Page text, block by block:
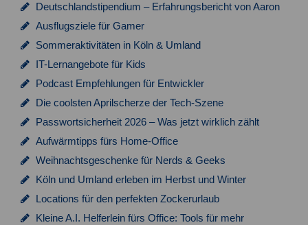
Deutschlandstipendium – Erfahrungsbericht von Aaron
Ausflugsziele für Gamer
Sommeraktivitäten in Köln & Umland
IT-Lernangebote für Kids
Podcast Empfehlungen für Entwickler
Die coolsten Aprilscherze der Tech-Szene
Passwortsicherheit 2026 – Was jetzt wirklich zählt
Aufwärmtipps fürs Home-Office
Weihnachtsgeschenke für Nerds & Geeks
Köln und Umland erleben im Herbst und Winter
Locations für den perfekten Zockerurlaub
Kleine A.I. Helferlein fürs Office: Tools für mehr